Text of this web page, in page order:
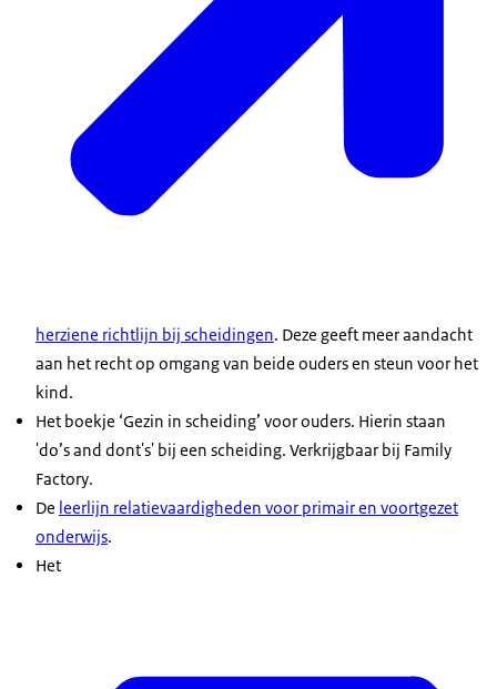
herziene richtlijn bij scheidingen. Deze geeft meer aandacht
aan het recht op omgang van beide ouders en steun voor het
kind.
Het boekje ‘Gezin in scheiding’ voor ouders. Hierin staan
'do’s and dont's' bij een scheiding. Verkrijgbaar bij Family
Factory.
De leerlijn relatievaardigheden voor primair en voortgezet
onderwijs.
Het